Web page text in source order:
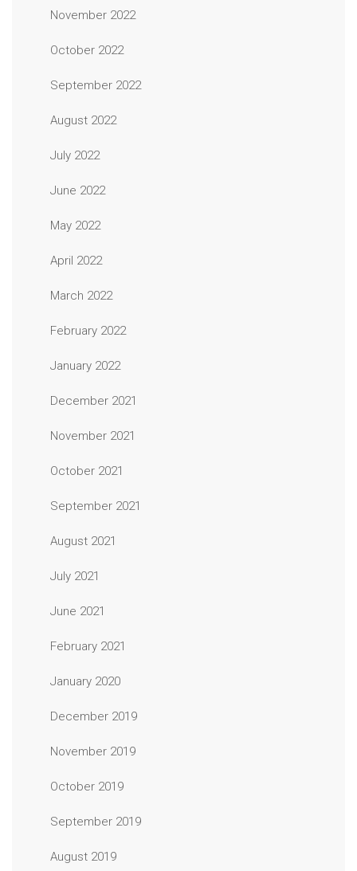
November 2022
October 2022
September 2022
August 2022
July 2022
June 2022
May 2022
April 2022
March 2022
February 2022
January 2022
December 2021
November 2021
October 2021
September 2021
August 2021
July 2021
June 2021
February 2021
January 2020
December 2019
November 2019
October 2019
September 2019
August 2019